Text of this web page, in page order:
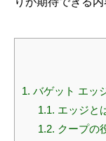
1. バゲット エッ
1.1. エッジと
1.2. クープの